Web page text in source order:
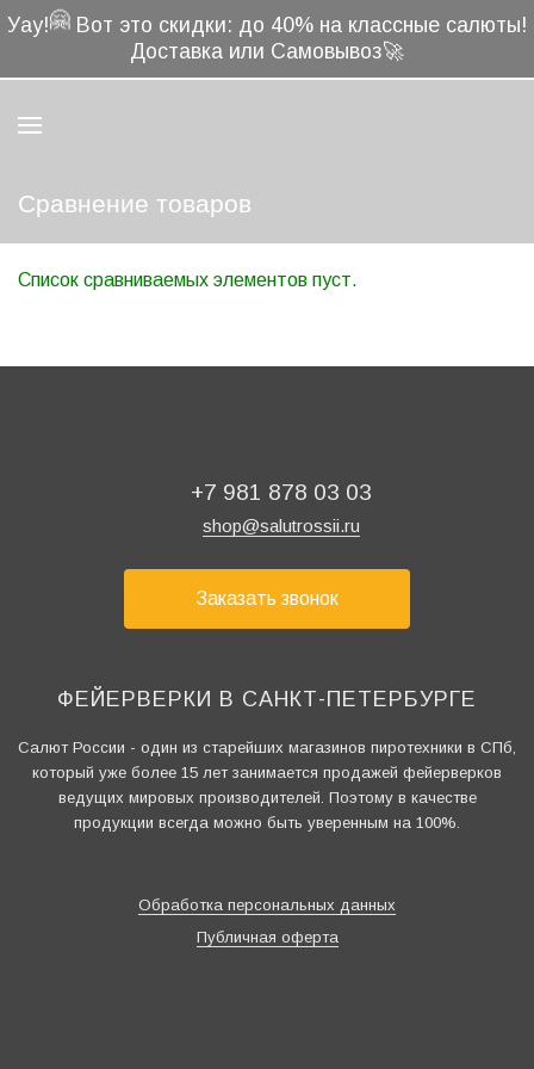
Уау!🤗 Вот это скидки: до 40% на классные салюты!
Доставка или Самовывоз🚀
Сравнение товаров
Список сравниваемых элементов пуст.
+7 981 878 03 03
shop@salutrossii.ru
Заказать звонок
ФЕЙЕРВЕРКИ В САНКТ-ПЕТЕРБУРГЕ
Салют России - один из старейших магазинов пиротехники в СПб,
который уже более 15 лет занимается продажей фейерверков
ведущих мировых производителей. Поэтому в качестве
продукции всегда можно быть уверенным на 100%.
Обработка персональных данных
Публичная оферта